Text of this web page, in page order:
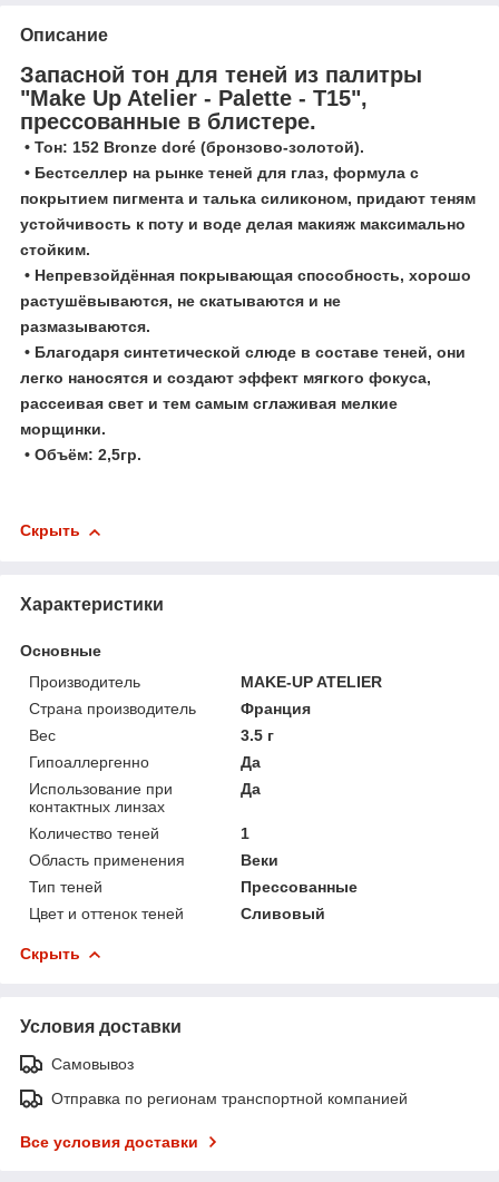
Описание
Запасной тон для теней из палитры
"Make Up Atelier - Palette - T15",
прессованные в блистере.
• Тон: 152 Bronze doré (бронзово-золотой).
• Бестселлер на рынке теней для глаз, формула с
покрытием пигмента и талька силиконом, придают теням
устойчивость к поту и воде делая макияж максимально
стойким.
• Непревзойдённая покрывающая способность, хорошо
растушёвываются, не скатываются и не
размазываются.
• Благодаря синтетической слюде в составе теней, они
легко наносятся и создают эффект мягкого фокуса,
рассеивая свет и тем самым сглаживая мелкие
морщинки.
• Объём: 2,5гр.
Скрыть
Характеристики
Основные
Производитель
MAKE-UP ATELIER
Страна производитель
Франция
Вес
3.5 г
Гипоаллергенно
Да
Использование при
контактных линзах
Да
Количество теней
1
Область применения
Веки
Тип теней
Прессованные
Цвет и оттенок теней
Сливовый
Скрыть
Условия доставки
Самовывоз
Отправка по регионам транспортной компанией
Все условия доставки